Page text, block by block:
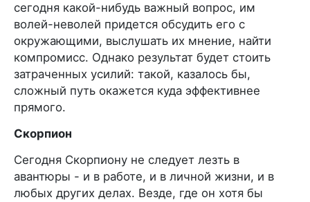
сегодня какой-нибудь важный вопрос, им
волей-неволей придется обсудить его с
окружающими, выслушать их мнение, найти
компромисс. Однако результат будет стоить
затраченных усилий: такой, казалось бы,
сложный путь окажется куда эффективнее
прямого.
Скорпион
Сегодня Скорпиону не следует лезть в
авантюры - и в работе, и в личной жизни, и в
любых других делах. Везде, где он хотя бы